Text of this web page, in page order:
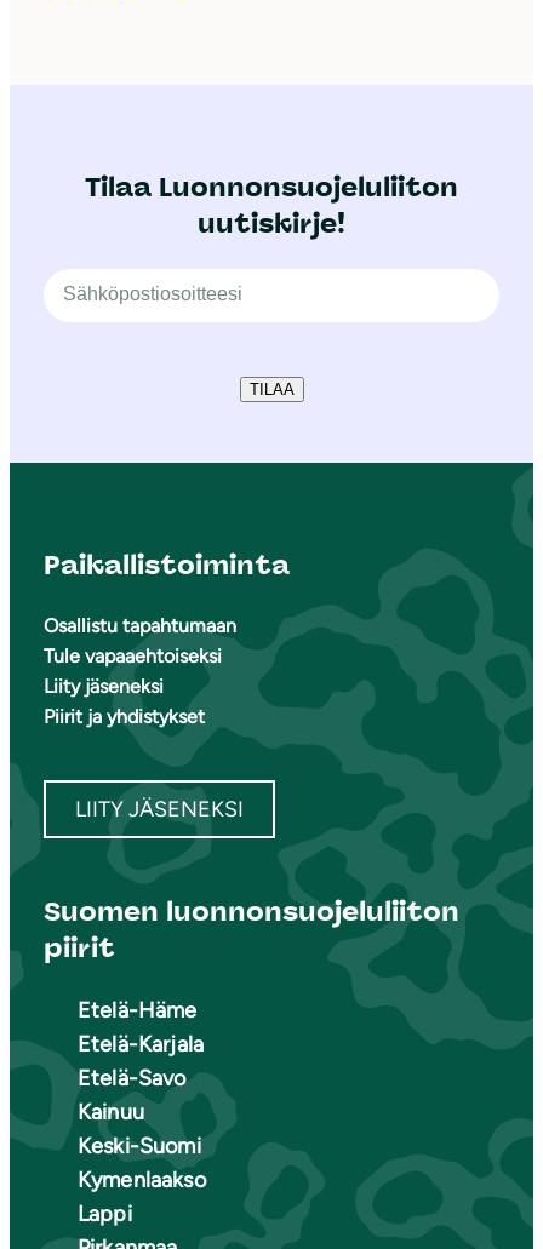
Tilaa Luonnonsuojeluliiton
uutiskirje!
TILAA
Paikallistoiminta
Osallistu tapahtumaan
Tule vapaaehtoiseksi
Liity jäseneksi
Piirit ja yhdistykset
LIITY JÄSENEKSI
Suomen luonnonsuojeluliiton
piirit
Etelä-Häme
Etelä-Karjala
Etelä-Savo
Kainuu
Keski-Suomi
Kymenlaakso
Lappi